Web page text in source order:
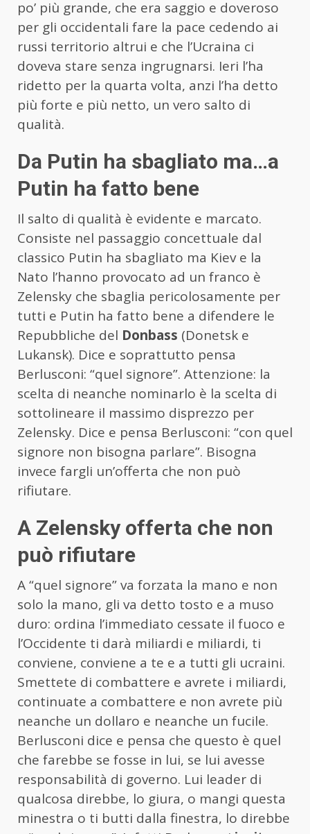
po’ più grande, che era saggio e doveroso
per gli occidentali fare la pace cedendo ai
russi territorio altrui e che l’Ucraina ci
doveva stare senza ingrugnarsi. Ieri l’ha
ridetto per la quarta volta, anzi l’ha detto
più forte e più netto, un vero salto di
qualità.
Da Putin ha sbagliato ma…a
Putin ha fatto bene
Il salto di qualità è evidente e marcato.
Consiste nel passaggio concettuale dal
classico Putin ha sbagliato ma Kiev e la
Nato l’hanno provocato ad un franco è
Zelensky che sbaglia pericolosamente per
tutti e Putin ha fatto bene a difendere le
Repubbliche del Donbass (Donetsk e
Lukansk). Dice e soprattutto pensa
Berlusconi: “quel signore”. Attenzione: la
scelta di neanche nominarlo è la scelta di
sottolineare il massimo disprezzo per
Zelensky. Dice e pensa Berlusconi: “con quel
signore non bisogna parlare”. Bisogna
invece fargli un’offerta che non può
rifiutare.
A Zelensky offerta che non
può rifiutare
A “quel signore” va forzata la mano e non
solo la mano, gli va detto tosto e a muso
duro: ordina l’immediato cessate il fuoco e
l’Occidente ti darà miliardi e miliardi, ti
conviene, conviene a te e a tutti gli ucraini.
Smettete di combattere e avrete i miliardi,
continuate a combattere e non avrete più
neanche un dollaro e neanche un fucile.
Berlusconi dice e pensa che questo è quel
che farebbe se fosse in lui, se lui avesse
responsabilità di governo. Lui leader di
qualcosa direbbe, lo giura, o mangi questa
minestra o ti butti dalla finestra, lo direbbe